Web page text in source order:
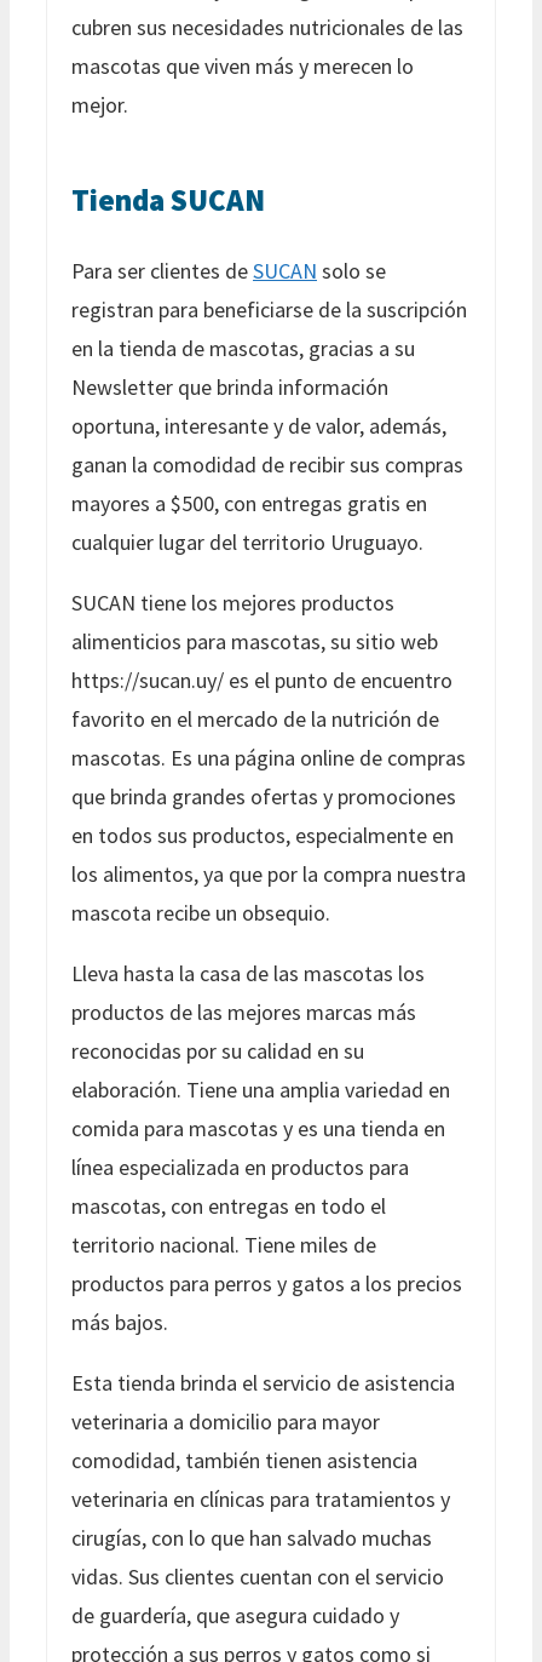
cubren sus necesidades nutricionales de las
mascotas que viven más y merecen lo
mejor.
Tienda SUCAN
Para ser clientes deSUCAN solo se
registran para beneficiarse de la suscripción
en la tienda de mascotas, gracias a su
Newsletter que brinda información
oportuna, interesante y de valor, además,
ganan la comodidad de recibir sus compras
mayores a $500, con entregas gratis en
cualquier lugar del territorio Uruguayo.
SUCAN tiene los mejores productos
alimenticios para mascotas, su sitio web
https://sucan.uy/ es el punto de encuentro
favorito en el mercado de la nutrición de
mascotas. Es una página online de compras
que brinda grandes ofertas y promociones
en todos sus productos, especialmente en
los alimentos, ya que por la compra nuestra
mascota recibe un obsequio.
Lleva hasta la casa de las mascotas los
productos de las mejores marcas más
reconocidas por su calidad en su
elaboración. Tiene una amplia variedad en
comida para mascotas y es una tienda en
línea especializada en productos para
mascotas, con entregas en todo el
territorio nacional. Tiene miles de
productos para perros y gatos a los precios
más bajos.
Esta tienda brinda el servicio de asistencia
veterinaria a domicilio para mayor
comodidad, también tienen asistencia
veterinaria en clínicas para tratamientos y
cirugías, con lo que han salvado muchas
vidas. Sus clientes cuentan con el servicio
de guardería, que asegura cuidado y
protección a sus perros y gatos como si